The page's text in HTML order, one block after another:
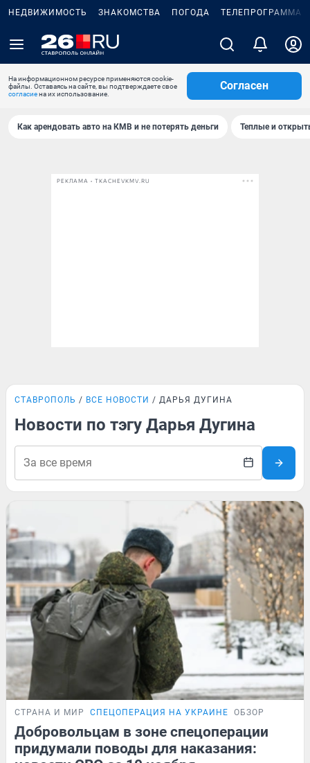
НЕДВИЖИМОСТЬ ЗНАКОМСТВА ПОГОДА ТЕЛЕПРОГРАММА
На информационном ресурсе применяются cookie-
файлы. Оставаясь на сайте, вы подтверждаете свое
согласиена их использование.
Согласен
Как арендовать авто на КМВ и не потерять деньги Теплые и
РЕКЛАМА • TKACHEVKMV.RU
СТАВРОПОЛЬ ВСЕ НОВОСТИ ДАРЬЯ ДУГИНА
Новости по тэгу Дарья Дугина
СТРАНА И МИР СПЕЦОПЕРАЦИЯ НА УКРАИНЕ ОБЗОР
Добровольцам в зоне спецоперации
придумали поводы для наказания: